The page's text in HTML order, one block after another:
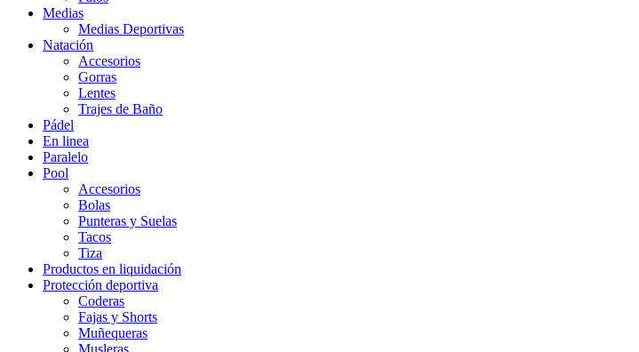
Medias
Medias Deportivas
Natación
Accesorios
Gorras
Lentes
Trajes de Baño
Pádel
En linea
Paralelo
Pool
Accesorios
Bolas
Punteras y Suelas
Tacos
Tiza
Productos en liquidación
Protección deportiva
Coderas
Fajas y Shorts
Muñequeras
Musleras